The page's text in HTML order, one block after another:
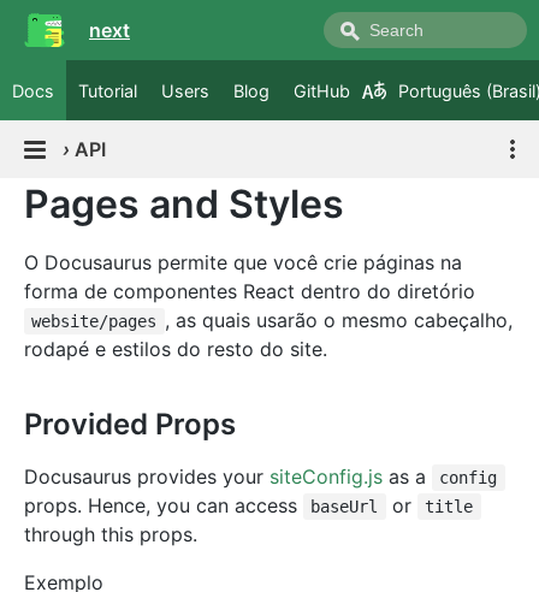
next
Docs Tutorial Users Blog GitHub Português
› API
Pages and Styles
O Docusaurus permite que você crie páginas na
forma de componentes React dentro do diretório
website/pages , as quais usarão o mesmo cabeçalho,
rodapé e estilos do resto do site.
Provided Props
Docusaurus provides your siteConfig.js as a config
props. Hence, you can access baseUrl or title
through this props.
Exemplo